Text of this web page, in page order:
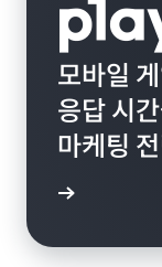
모바일
응답 시
마케팅